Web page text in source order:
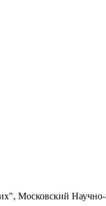
Московский Научно-